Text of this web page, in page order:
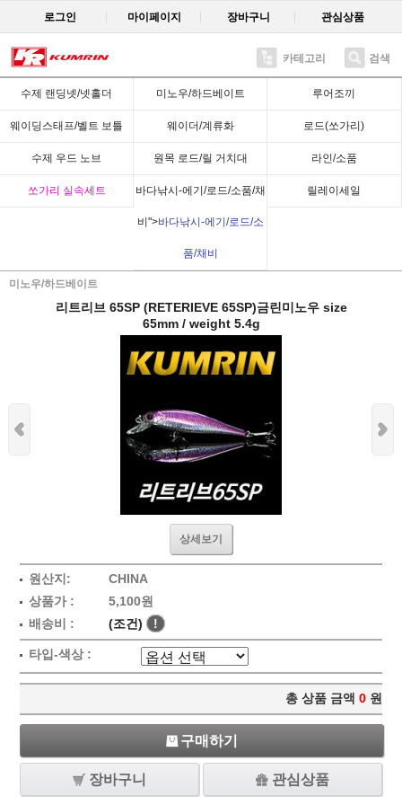
로그인 마이페이지 장바구니 관심상품
카테고리 검색
수제 랜딩넷/넷홀더 미노우/하드베이트 루어조끼
웨이딩스태프/벨트 보틀 웨이더/계류화 로드(쏘가리)
수제 우드 노브 원목 로드/릴 거치대 라인/소품
쏘가리 실속세트 바다낚시-에기/로드/소품/채
비">바다낚시-에기/로드/소
품/채비
릴레이세일
미노우/하드베이트
Recent
리트리브 65SP (RETERIEVE 65SP)금린미노우 size
65mm / weight 5.4g
상세보기
원산지:
CHINA
상품가 :
5,100원
배송비 :
(조건) !
타입-색상 :
총 상품 금액 0 원
구매하기
장바구니 관심상품